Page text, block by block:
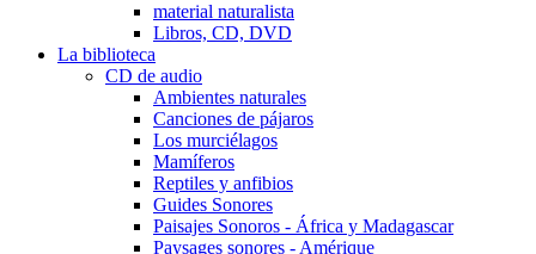
material naturalista
Libros, CD, DVD
La biblioteca
CD de audio
Ambientes naturales
Canciones de pájaros
Los murciélagos
Mamíferos
Reptiles y anfibios
Guides Sonores
Paisajes Sonoros - África y Madagascar
Paysages sonores - Amérique